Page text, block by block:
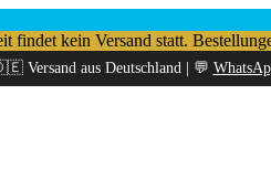
kein Versand statt.
Versand aus Deutschland | 💬